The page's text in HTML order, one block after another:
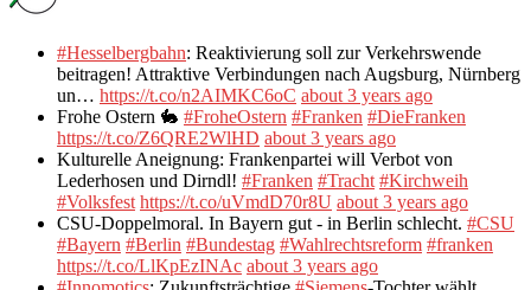
#Hesselbergbahn: Reaktivierung soll zur Verkehrswende
beitragen! Attraktive Verbindungen nach Augsburg, Nürnberg
un… https://t.co/n2AIMKC6oC about 3 years ago
Frohe Ostern 🐇 #FroheOstern #Franken #DieFranken
https://t.co/Z6QRE2WlHD about 3 years ago
Kulturelle Aneignung: Frankenpartei will Verbot von
Lederhosen und Dirndl! #Franken #Tracht #Kirchweih
#Volksfest https://t.co/uVmdD70r8U about 3 years ago
CSU-Doppelmoral. In Bayern gut - in Berlin schlecht. #CSU
#Bayern #Berlin #Bundestag #Wahlrechtsreform #franken
https://t.co/LlKpEzINAc about 3 years ago